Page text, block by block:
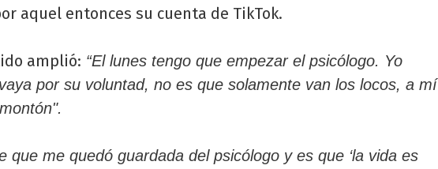
aquel entonces su cuenta de TikTok.
amplió: “El lunes tengo que empezar el psicólogo. Yo
por su voluntad, no es que solamente van los locos, a mí
que me quedó guardada del psicólogo y es que ‘la vida es